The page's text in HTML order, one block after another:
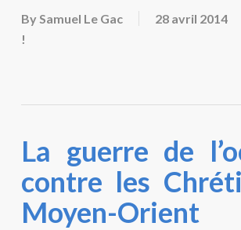
BySamuel Le Gac 28 avril 2014
!
La guerre de
contre les
Moyen-Orient